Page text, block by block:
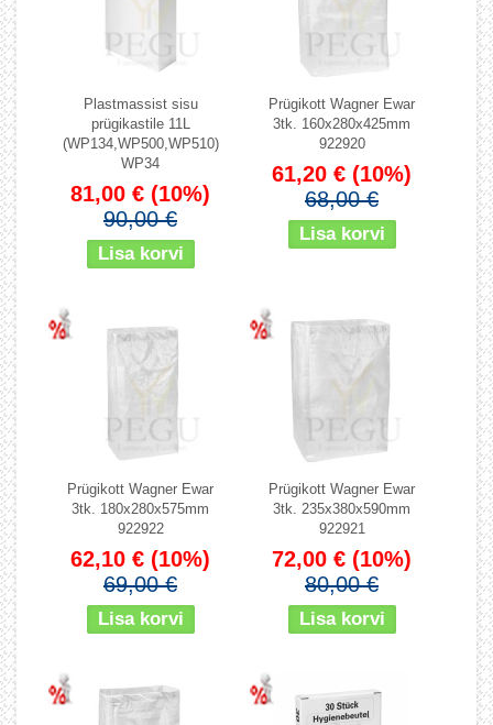
Plastmassist sisu
prügikastile 11L
(WP134,WP500,WP510)
WP34
81,00 € (10%)
90,00 €
Prügikott Wagner Ewar
3tk. 160x280x425mm
922920
61,20 € (10%)
68,00 €
Prügikott Wagner Ewar
3tk. 180x280x575mm
922922
62,10 € (10%)
69,00 €
Prügikott Wagner Ewar
3tk. 235x380x590mm
922921
72,00 € (10%)
80,00 €